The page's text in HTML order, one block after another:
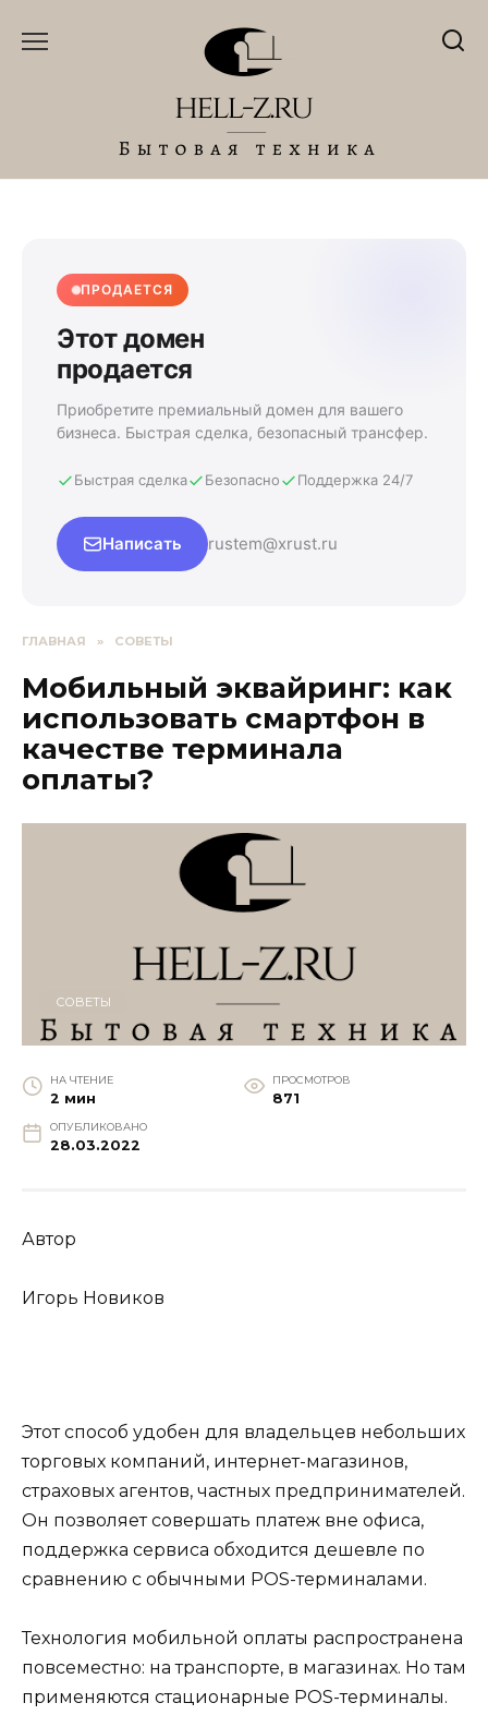
ПРОДАЕТСЯ
Этот домен
продается
Приобретите премиальный домен для вашего
бизнеса. Быстрая сделка, безопасный трансфер.
Быстрая сделка Безопасно Поддержка 24/7
Написать rustem@xrust.ru
ГЛАВНАЯ » СОВЕТЫ
Мобильный эквайринг: как
использовать смартфон в
качестве терминала
оплаты?
СОВЕТЫ
НА ЧТЕНИЕ
2 мин
ПРОСМОТРОВ
871
ОПУБЛИКОВАНО
28.03.2022
Автор
Игорь Новиков
Этот способ удобен для владельцев небольших
торговых компаний, интернет-магазинов,
страховых агентов, частных предпринимателей.
Он позволяет совершать платеж вне офиса,
поддержка сервиса обходится дешевле по
сравнению с обычными POS-терминалами.
Технология мобильной оплаты распространена
повсеместно: на транспорте, в магазинах. Но там
применяются стационарные POS-терминалы.